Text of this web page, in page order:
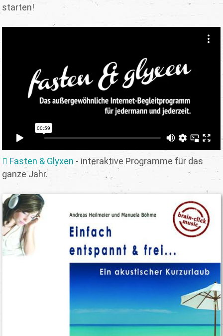
starten!
Fasten & Glyxen - interaktive Programme für das
ganze Jahr.